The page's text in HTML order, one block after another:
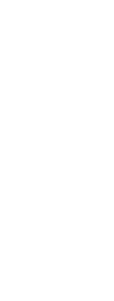
El Thyssen
en
El resto de
para